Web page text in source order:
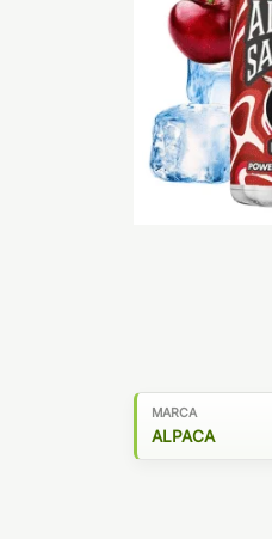
MARCA
ALPACA